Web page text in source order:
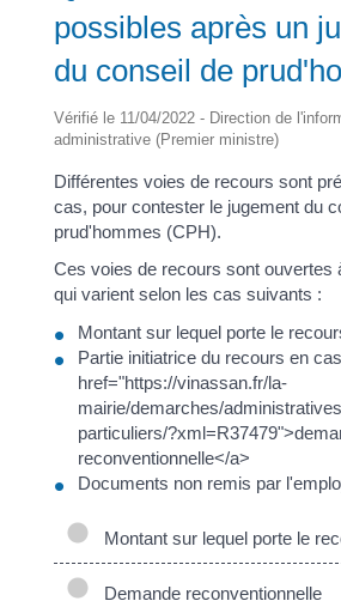
possibles après un
du conseil de
Vérifié le 11/04/2022 - Direction de
administrative (Premier ministre)
Différentes voies de recours sont
cas, pour contester le jugement du
prud'hommes (CPH).
Ces voies de recours sont ouvertes
qui varient selon les cas suivants :
Montant sur lequel porte le
Partie initiatrice du recours en
href="https://vinassan.fr/la-
mairie/demarches/
particuliers/
reconventionnelle</a>
Documents non remis par
Montant sur lequel porte le
Demande reconventionnelle